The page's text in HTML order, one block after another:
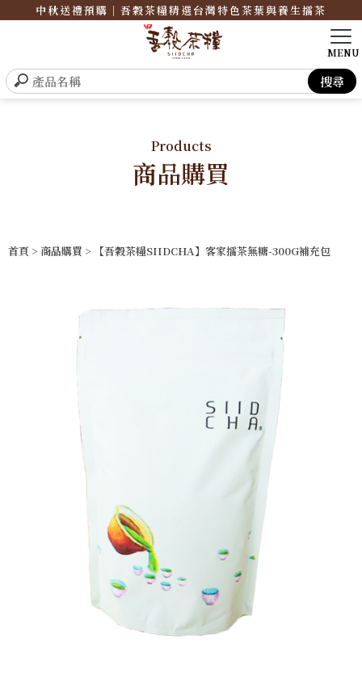
中秋送禮預購｜吾穀茶糧精選台灣特色茶葉與養生擂茶
Products
商品購買
首頁 > 商品購買 > 【吾穀茶糧SIIDCHA】客家擂茶無糖-300G補充包